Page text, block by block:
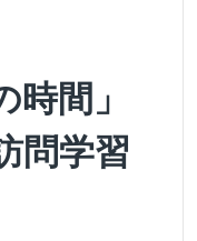
時間」
問学習